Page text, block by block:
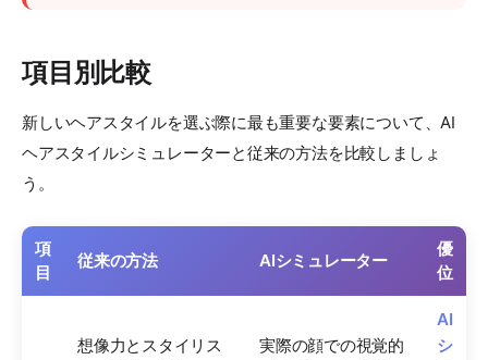
項目別比較
新しいヘアスタイルを選ぶ際に最も重要な要素について、AI
ヘアスタイルシミュレーターと従来の方法を比較しましょ
う。
項
目
従来の方法 AIシミュレーター
優
位
想像力とスタイリス
実際の顔での視覚的
AI
シ